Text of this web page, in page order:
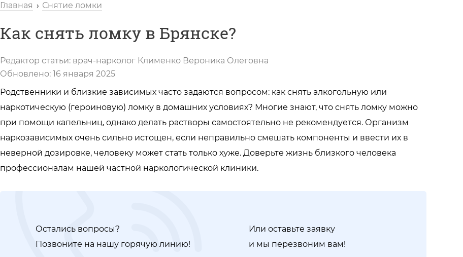
Главная Снятие ломки
Как снять ломку в Брянске?
Редактор статьи: врач-нарколог Клименко Вероника Олеговна
Обновлено: 16 января 2025
Родственники и близкие зависимых часто задаются вопросом: как снять алкогольную или
наркотическую (героиновую) ломку в домашних условиях? Многие знают, что снять ломку можно
при помощи капельниц, однако делать растворы самостоятельно не рекомендуется. Организм
наркозависимых очень сильно истощен, если неправильно смешать компоненты и ввести их в
неверной дозировке, человеку может стать только хуже. Доверьте жизнь близкого человека
профессионалам нашей частной наркологической клиники.
Остались вопросы?
Позвоните на нашу горячую линию!
Или оставьте заявку
и мы перезвоним вам!